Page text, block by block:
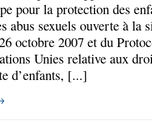
pour la protection des
abus sexuels ouverte à la
octobre 2007 et du
Unies relative aux
d’enfants, [...]